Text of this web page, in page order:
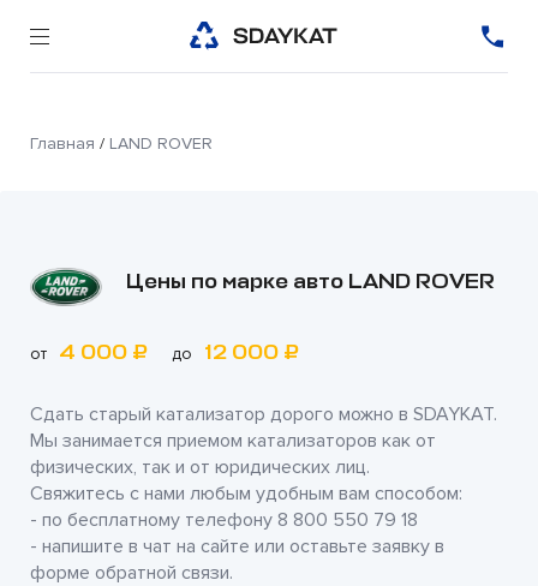
Главная / LAND ROVER
Цены по марке авто LAND ROVER
от 4 000 ₽ до 12 000 ₽
Сдать старый катализатор дорого можно в SDAYKAT.
Мы занимается приемом катализаторов как от
физических, так и от юридических лиц.
Свяжитесь с нами любым удобным вам способом:
- по бесплатному телефону 8 800 550 79 18
- напишите в чат на сайте или оставьте заявку в
форме обратной связи.